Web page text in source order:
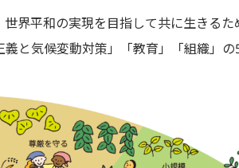
界平和の実現を目指して共に生きる
と気候変動対策」「教育」「組織」